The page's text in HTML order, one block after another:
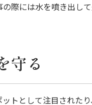
際には水を噴き出し
守る
トとして注目された